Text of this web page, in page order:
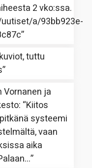
2 vko:ssa.
a/93bb923e-
”
tuttu
”
Vornanen ja
: “Kiitos
systeemi
vaan
aika
”